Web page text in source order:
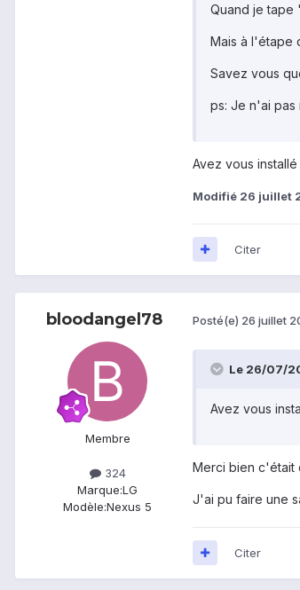
Quand je tape
Mais à l'étape
Savez vous
ps: Je n'ai pas
Avez vous
Modifié 26 juillet
Citer
bloodangel78
Membre
324
Marque:LG
Modèle:Nexus 5
Posté(e) 26 juillet
Le 26/07/
Avez vous
Merci bien c'était
J'ai pu faire une
Citer